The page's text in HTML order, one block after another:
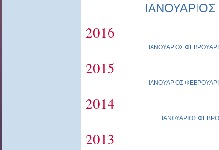
ΙΑΝΟΥΑΡΙΟΣ
2016
ΙΑΝΟΥΑΡΙΟΣ
2015
ΙΑΝΟΥΑΡΙΟΣ
2014
ΙΑΝΟΥΑΡΙΟΣ
2013